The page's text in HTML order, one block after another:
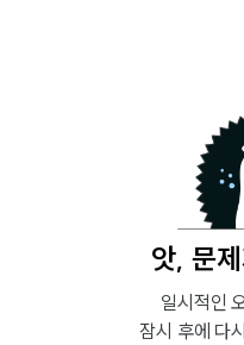
앗, 문
일시적인
잠시 후에 다